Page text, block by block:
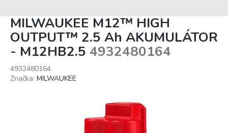
MILWAUKEE M12™ HIGH
OUTPUT™ 2.5 Ah AKUMULÁTOR
- M12HB2.5 4932480164
4932480164
Značka: MILWAUKEE